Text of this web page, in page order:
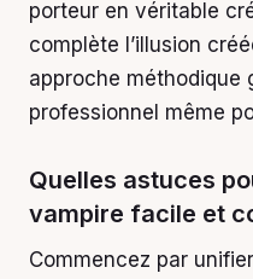
porteur en véritable
complète l’illusion
approche méthodique
professionnel même
Quelles astuces
vampire facile et
Commencez par